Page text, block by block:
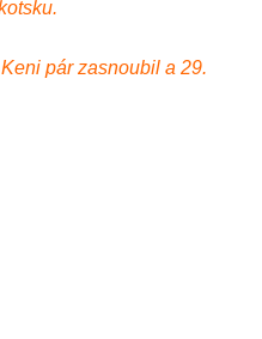
pár zasnoubil a 29.